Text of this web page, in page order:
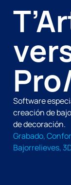
Software
creación de
de decoración.
Grabado,
Bajorrelieves,